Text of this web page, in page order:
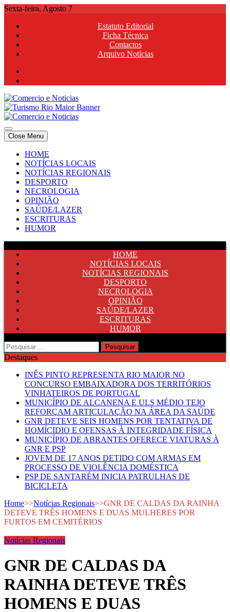
Skip
content
Sexta-feira, Agosto 7
Estatuto Editorial
Ficha Técnica
Contactos
Arquivo Notícias
Comercio e Noticias
Notícias e Publicidade Online
Comercio e Noticias
Notícias e Publicidade Online
Close Menu
HOME
NOTÍCIAS LOCAIS
NOTÍCIAS REGIONAIS
DESPORTO
NECROLOGIA
OPINIÃO
SAÚDE/LAZER
ESCRITURAS
HUMOR
HOME
NOTÍCIAS LOCAIS
NOTÍCIAS REGIONAIS
DESPORTO
NECROLOGIA
OPINIÃO
SAÚDE/LAZER
ESCRITURAS
HUMOR
Pesquisar
por:
Destaques
INÊS PINTO REPRESENTA RIO MAIOR NO
CONCURSO EMBAIXADORA DOS TERRITÓRIOS
VINHATEIROS DE PORTUGAL
MUNICÍPIO DE ALCANENA E ULS MÉDIO TEJO
REFORÇAM ARTICULAÇÃO NA ÁREA DA SAÚDE
GNR DETEVE SEIS HOMENS POR TENTATIVA DE
HOMÍCIDIO E OFENSAS À INTEGRIDADE FÍSICA
MUNICÍPIO DE ABRANTES OFERECE VIATURAS À
GNR E PSP
JOVEM DE 17 ANOS DETIDO COM ARMAS EM
PROCESSO DE VIOLÊNCIA DOMÉSTICA
PSP DE SANTARÉM INICIA PATRULHAS DE
BICICLETA
Home>>Notícias Regionais>>GNR DE CALDAS DA RAINHA
DETEVE TRÊS HOMENS E DUAS MULHERES POR
FURTOS EM CEMITÉRIOS
Notícias Regionais
GNR DE CALDAS DA
RAINHA DETEVE TRÊS
HOMENS E DUAS